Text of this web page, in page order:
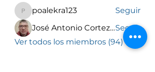
poalekra123
poalekra123
Seguir
José Antonio Cortez TorrezSeguir
Ver todos los miembros (94)